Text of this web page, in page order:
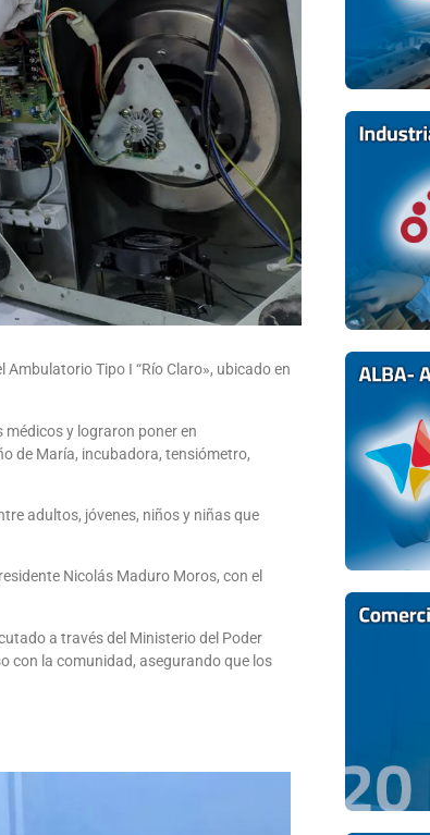
Tipo I “Río Claro», ubicado en
y lograron poner en
de María, incubadora, tensiómetro,
adultos, jóvenes, niños y niñas que
Nicolás Maduro Moros, con el
a través del Ministerio del Poder
con la comunidad, asegurando que los